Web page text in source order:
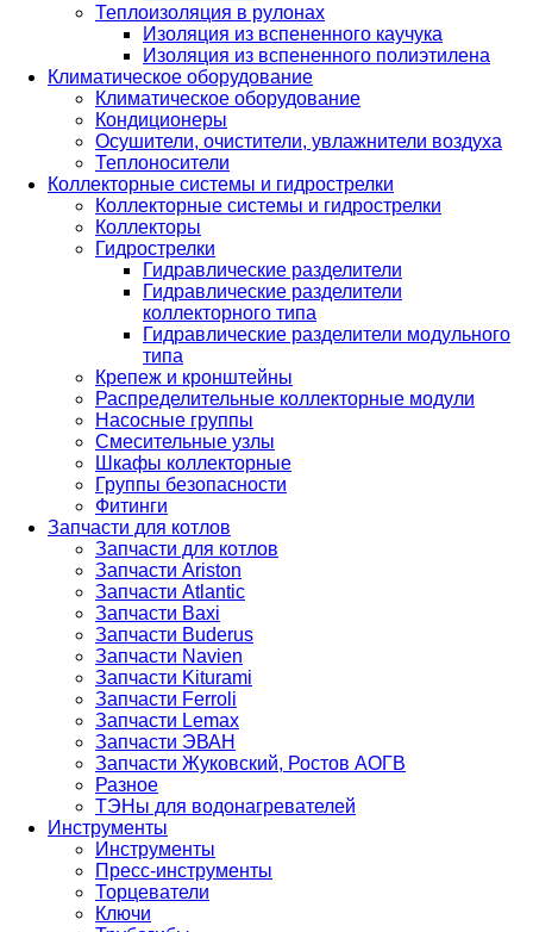
Теплоизоляция в рулонах
Изоляция из вспененного каучука
Изоляция из вспененного полиэтилена
Климатическое оборудование
Климатическое оборудование
Кондиционеры
Осушители, очистители, увлажнители воздуха
Теплоносители
Коллекторные системы и гидрострелки
Коллекторные системы и гидрострелки
Коллекторы
Гидрострелки
Гидравлические разделители
Гидравлические разделители
коллекторного типа
Гидравлические разделители модульного
типа
Крепеж и кронштейны
Распределительные коллекторные модули
Насосные группы
Смесительные узлы
Шкафы коллекторные
Группы безопасности
Фитинги
Запчасти для котлов
Запчасти для котлов
Запчасти Ariston
Запчасти Atlantic
Запчасти Baxi
Запчасти Buderus
Запчасти Navien
Запчасти Kiturami
Запчасти Ferroli
Запчасти Lemax
Запчасти ЭВАН
Запчасти Жуковский, Ростов АОГВ
Разное
ТЭНы для водонагревателей
Инструменты
Инструменты
Пресс-инструменты
Торцеватели
Ключи